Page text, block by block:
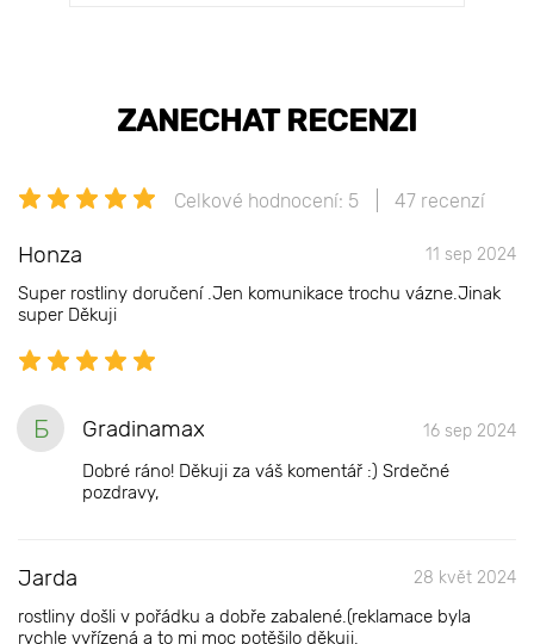
ZANECHAT RECENZI
Celkové hodnocení: 5 47 recenzí
Honza 11 sep 2024
Super rostliny doručení .Jen komunikace trochu vázne.Jinak
super Děkuji
Б Gradinamax 16 sep 2024
Dobré ráno! Děkuji za váš komentář :) Srdečné
pozdravy,
Jarda 28 květ 2024
rostliny došli v pořádku a dobře zabalené.(reklamace byla
rychle vyřízená a to mi moc potěšilo děkuji.